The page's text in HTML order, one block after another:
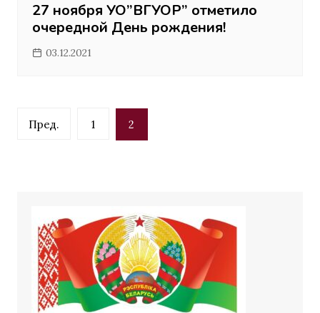
27 ноября УО”ВГУОР” отметило
очередной День рождения!
03.12.2021
Навигация
Пред. 1 2